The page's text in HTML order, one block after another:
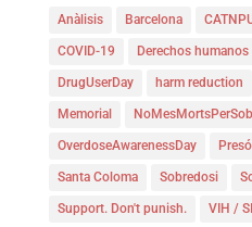
Anàlisis Barcelona
COVID-19 Derechos humanos
DrugUserDay harm reduction
Memorial
OverdoseAwarenessDay Presó
Santa Coloma Sobredosi
Support. Don't punish. VIH /